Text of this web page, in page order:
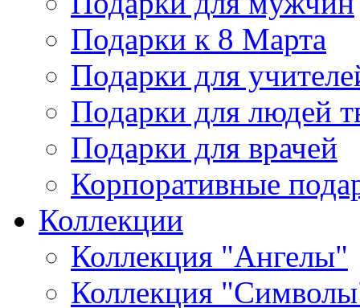
Подарки к 8 Марта
Подарки для
Подарки для людей
Подарки для врачей
Корпоративные
Коллекции
Коллекция "Ангелы"
Коллекция